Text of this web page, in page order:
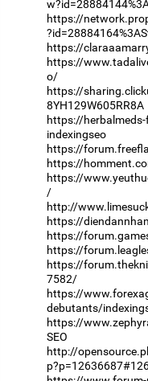
https://
https://
https://
o/
https://
8YH129W605RR8A
https://
indexingseo
https://
https://
https://
/
http://
https://
https://
https://
https://
7582/
https://
debutants/
https://
SEO
http://